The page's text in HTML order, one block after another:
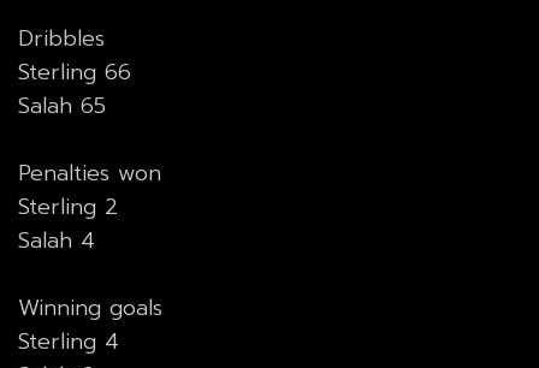
Dribbles
Sterling 66
Salah 65
Penalties won
Sterling 2
Salah 4
Winning goals
Sterling 4